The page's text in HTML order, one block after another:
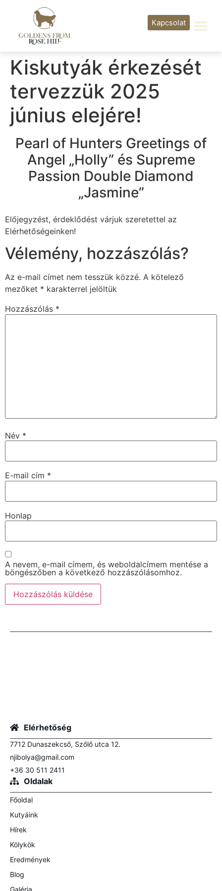
Kapcsolat
Kiskutyák érkezését
tervezzük 2025
június elejére!
Pearl of Hunters Greetings of
Angel „Holly” és Supreme
Passion Double Diamond
„Jasmine”
Előjegyzést, érdeklődést várjuk szeretettel az
Elérhetőségeinken!
Vélemény, hozzászólás?
Az e-mail címet nem tesszük közzé. A kötelező
mezőket * karakterrel jelöltük
Hozzászólás *
Név *
E-mail cím *
Honlap
A nevem, e-mail címem, és weboldalcímem mentése a
böngészőben a következő hozzászólásomhoz.
Elérhetőség
7712 Dunaszekcső, Szőlő utca 12.
njibolya@gmail.com
+36 30 511 2411
Oldalak
Főoldal
Kutyáink
Hírek
Kölykök
Eredmények
Blog